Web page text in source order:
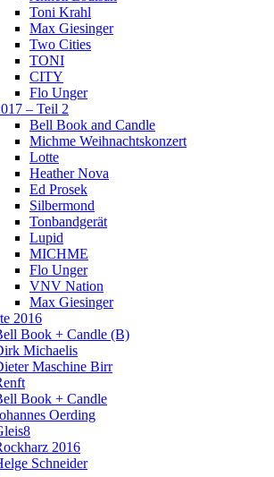
Toni Krahl
Max Giesinger
Two Cities
TONI
CITY
Flo Unger
– Teil 2
Bell Book and Candle
Michme Weihnachtskonzert
Lotte
Heather Nova
Ed Prosek
Silbermond
Tonbandgerät
Lupid
MICHME
Flo Unger
VNV Nation
Max Giesinger
2016
Book + Candle (B)
Michaelis
Maschine Birr
Book + Candle
Oerding
2016
Schneider